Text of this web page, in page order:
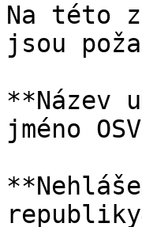
Na této
jsou
**Název
jméno